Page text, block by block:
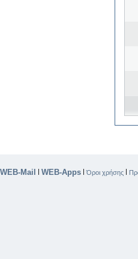
WEB-Mail | WEB-Apps |Όροι χρήσης |